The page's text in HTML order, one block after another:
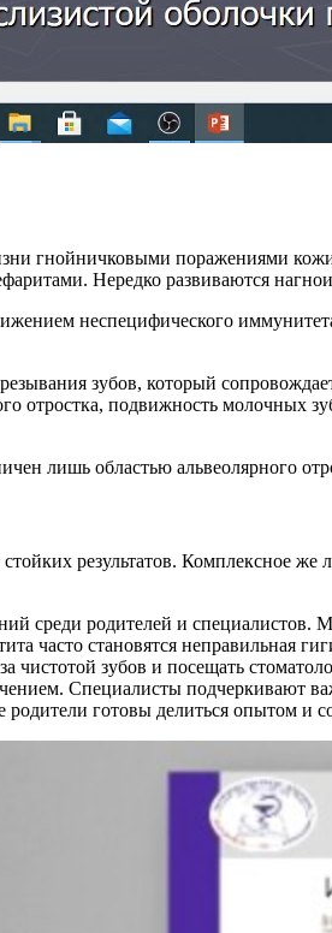
гнойничковыми поражениями
Нередко развиваются
неспецифического
зубов, который
отростка, подвижность молочных
лишь областью альвеолярного
результатов. Комплексное
среди родителей и специалистов.
часто становятся неправильная
чистотой зубов и посещать
Специалисты подчеркивают
готовы делиться опытом и